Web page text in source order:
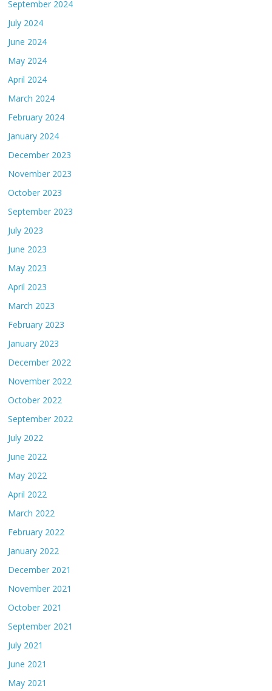
September 2024
July 2024
June 2024
May 2024
April 2024
March 2024
February 2024
January 2024
December 2023
November 2023
October 2023
September 2023
July 2023
June 2023
May 2023
April 2023
March 2023
February 2023
January 2023
December 2022
November 2022
October 2022
September 2022
July 2022
June 2022
May 2022
April 2022
March 2022
February 2022
January 2022
December 2021
November 2021
October 2021
September 2021
July 2021
June 2021
May 2021